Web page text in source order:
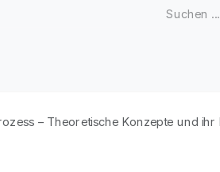
– Theoretische Konzepte und